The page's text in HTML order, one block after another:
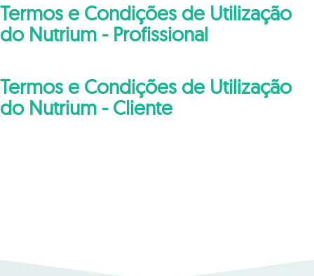
Termos e Condições de Utilização
do Nutrium - Profissional
Termos e Condições de Utilização
do Nutrium - Cliente